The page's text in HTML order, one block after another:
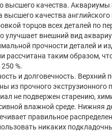
высшего качества. Аквариумы
высшего качества
торцов всех деталей по
улучшает внешний вид
прочности деталей и
рассчитана таким образом,
%.
и долговечность.
из прочного
не подвержен старению,
влажной среде. Нижняя
правильное
никаких